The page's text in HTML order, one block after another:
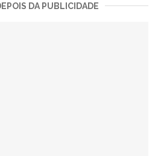
DA PUBLICIDADE